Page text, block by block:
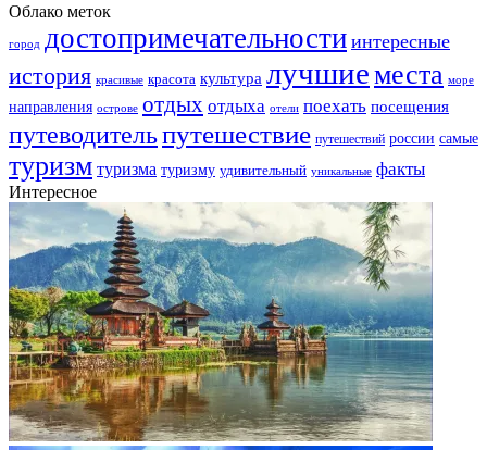
Облако меток
город достопримечательности интересные
история красивые красота культура лучшиеместа море
направления острове отдых отдыха отели поехать посещения
путеводительпутешествие путешествий россии самые
туризм туризма туризму удивительный уникальные факты
Интересное